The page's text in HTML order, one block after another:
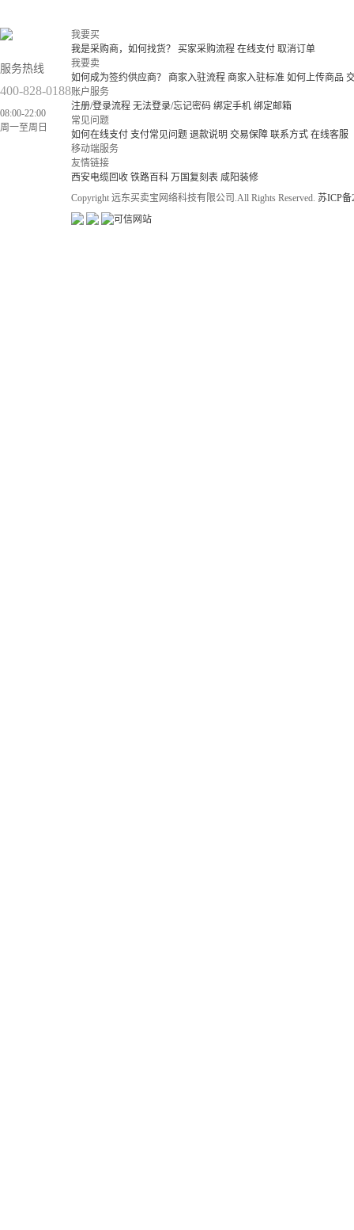
服务热线
400-828-0188
08:00-22:00
周一至周日
我要买
我是采购商，如何找货？
买家采购流程 在线支付 取消订单
我要卖
如何成为签约供应商？
商家入驻流程 商家入驻标准 如何上传商品
账户服务
注册/登录流程 无法登录/忘记密码 绑定手机 绑定邮箱
常见问题
如何在线支付 支付常见问题 退款说明 交易保障 联系方式 在线客服
移动端服务
友情链接
西安电缆回收 铁路百科 万国复刻表 咸阳装修
Copyright 远东买卖宝网络科技有限公司.All Rights Reserved. 苏ICP备